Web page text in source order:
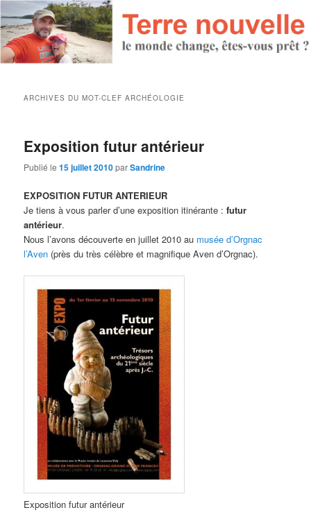
ARCHIVES DU MOT-CLEFARCHÉOLOGIE
Exposition futur antérieur
Publié le15 juillet 2010parSandrine
EXPOSITION FUTUR ANTERIEUR
Je tiens à vous parler d’une exposition itinérante :futur
antérieur.
Nous l’avons découverte en juillet 2010 au musée d’Orgnac
l’Aven (près du très célèbre et magnifique Aven d’Orgnac).
Exposition futur antérieur